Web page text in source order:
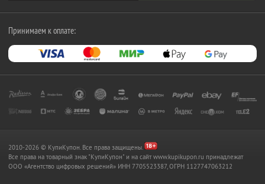
Принимаем к оплате:
2010-2026 © КупиКупон. Все права защищены.
Все права на товарный знак "КупиКупон" и на сайт www.kupikupon.ru принадлежат
OOO «Агентство цифровых решений» ИНН 7705523387, ОГРН 1127747063212